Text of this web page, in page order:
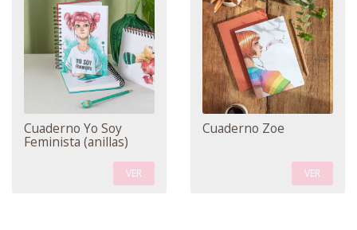
Cuaderno Yo Soy
Feminista (anillas)
VER
Cuaderno Zoe
VER